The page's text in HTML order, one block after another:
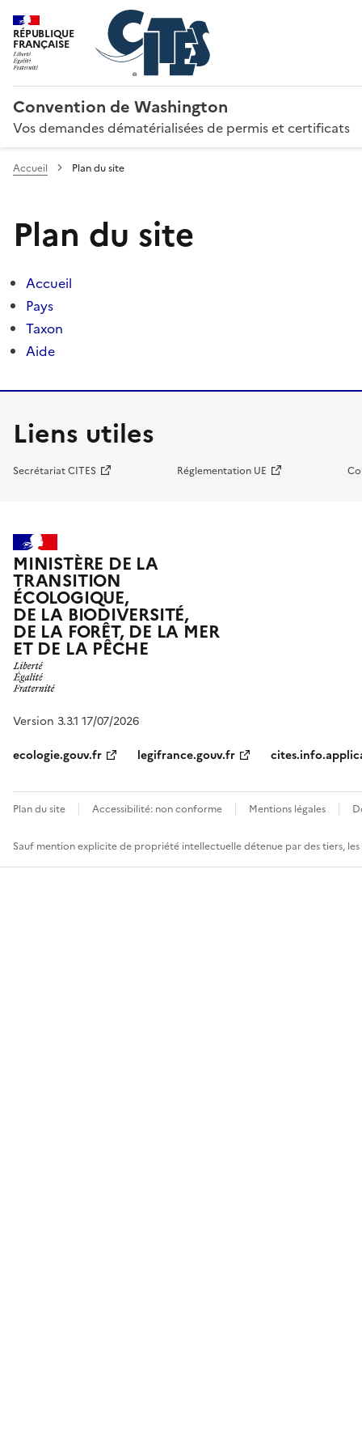
RÉPUBLIQUE
FRANÇAISE
Convention de Washington
Vos demandes dématérialisées de permis et certificats
Accueil Plan du site
Plan du site
Accueil
Pays
Taxon
Aide
Liens utiles
Secrétariat CITES Réglementation UE
MINISTÈRE DE LA
TRANSITION
ÉCOLOGIQUE,
DE LA BIODIVERSITÉ,
DE LA FORÊT, DE LA MER
ET DE LA PÊCHE
Version 3.3.1 17/07/2026
ecologie.gouv.fr
legifrance.gouv.fr
Plan du site Accessibilité: non conforme Mentions légales
Sauf mention explicite de propriété intellectuelle détenue par des tiers,